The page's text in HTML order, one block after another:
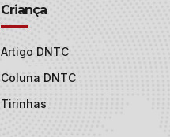
Criança
Artigo DNTC
Coluna DNTC
Tirinhas